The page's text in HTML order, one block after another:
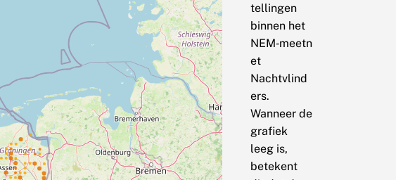
tellingen
binnen het
NEM‑meetn
et
Nachtvlind
ers.
Wanneer de
grafiek
leeg is,
betekent